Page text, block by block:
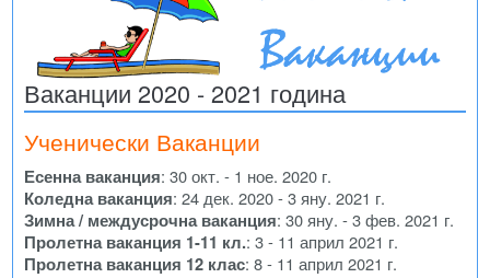
Ваканции 2020 - 2021 година
Ученически Ваканции
Есенна ваканция: 30 окт. - 1 ное. 2020 г.
Коледна ваканция: 24 дек. 2020 - 3 яну. 2021 г.
Зимна / междусрочна ваканция: 30 яну. - 3 фев. 2021 г.
Пролетна ваканция 1-11 кл.: 3 - 11 април 2021 г.
Пролетна ваканция 12 клас: 8 - 11 април 2021 г.